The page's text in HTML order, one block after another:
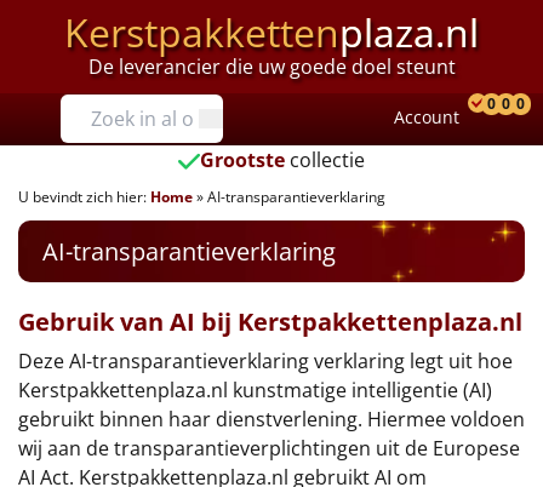
Kerstpakkettenplaza.nl
De leverancier die uw goede doel steunt
Prijzen
Tot €25
€25 tot €35
€35 tot €40
€40 tot €45
€45 tot €50
€50 tot €55
Account
0 0 0
Grootste collectie
U bevindt zich hier: Home»AI-transparantieverklaring
AI-transparantieverklaring
Gebruik van AI bij Kerstpakkettenplaza.nl
Deze AI-transparantieverklaring verklaring legt uit hoe
Kerstpakkettenplaza.nl kunstmatige intelligentie (AI)
gebruikt binnen haar dienstverlening. Hiermee voldoen
wij aan de transparantieverplichtingen uit de Europese
AI Act. Kerstpakkettenplaza.nl gebruikt AI om